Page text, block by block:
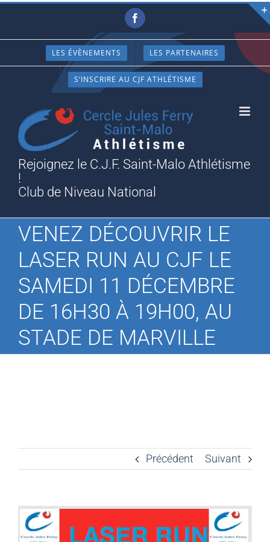
Passer
contenu
Facebook
LES ÉVÈNEMENTS LES PARTENAIRES
S’INSCRIRE AU CJF ATHLÉTISME
Rejoignez le C.J.F. Saint-Malo Athlétisme
!
Club de Niveau National
VENEZ DÉCOUVRIR LE
LASER RUN AU CJF LE
SAMEDI 11 DÉCEMBRE
DE 16H30 À 19H00, AU
STADE DE MARVILLE
Précédent Suivant